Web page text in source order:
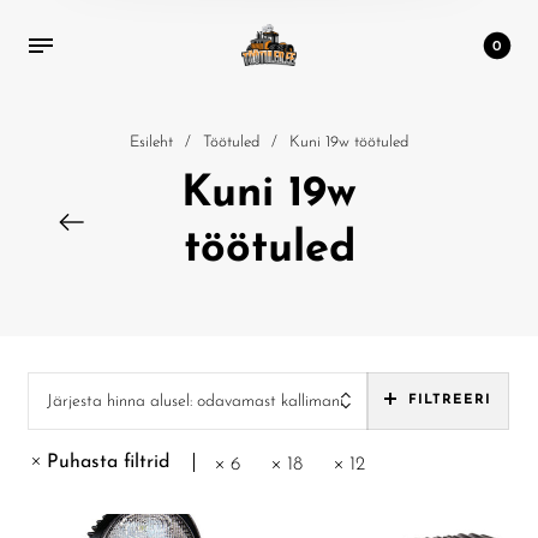
0
Esileht / Töötuled / Kuni 19w töötuled
Kuni 19w
töötuled
Järjesta hinna alusel: odavamast kallimani FILTREERI
Puhasta filtrid 6 18 12